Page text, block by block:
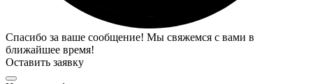
Спасибо за ваше сообщение! Мы свяжемся с вами в
ближайшее время!
Оставить заявку